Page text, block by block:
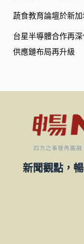
蔬食教育論壇於新
台星半導體合作再
供應鏈布局再升級
新聞觀點，